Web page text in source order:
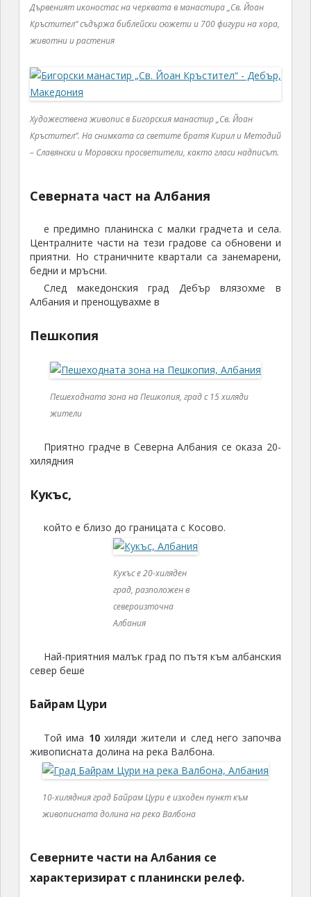
Дървеният иконостас на черквата в манастира „Св. Йоан
Кръстител“ съдържа библейски сюжети и 700 фигури на хора,
животни и растения
Художествена живопис в Бигорския манастир „Св. Йоан
Кръстител“. На снимката са светите братя Кирил и Методий
– Славянски и Моравски просветители, както гласи надписът.
Северната част на Албания
е предимно планинска с малки градчета и села.
Централните части на тези градове са обновени и
приятни. Но страничните квартали са занемарени,
бедни и мръсни.
След македонския град Дебър влязохме в
Албания и пренощувахме в
Пешкопия
Пешеходната зона на Пешкопия, град с 15 хиляди
жители
Приятно градче в Северна Албания се оказа 20-
хилядния
Кукъс,
който е близо до границата с Косово.
Кукъс е 20-хиляден
град, разположен в
североизточна
Албания
Най-приятния малък град по пътя към албанския
север беше
Байрам Цури
Той има 10хиляди жители и след него започва
живописната долина на река Валбона.
10-хилядния град Байрам Цури е изходен пункт към
живописната долина на река Валбона
Северните части на Албания се
характеризират с планински релеф.